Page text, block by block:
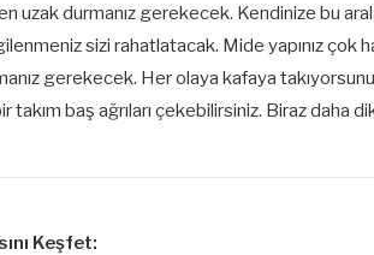
uzak durmanız gerekecek. Kendinize bu
sizi rahatlatacak. Mide yapınız çok
gerekecek. Her olaya kafaya
takım baş ağrıları çekebilirsiniz. Biraz daha
Keşfet: